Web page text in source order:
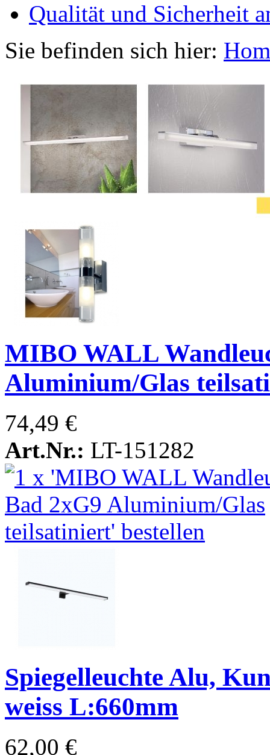
Qualität und Sicherheit
Sie befinden sich hier:
MIBO WALL
Aluminium/Glas
74,49 €
Art.Nr.: LT-151282
Spiegelleuchte Alu,
weiss L:660mm
62,00 €